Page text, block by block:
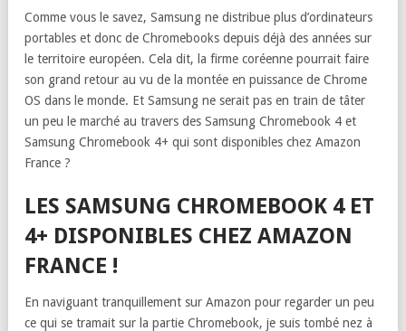
Comme vous le savez, Samsung ne distribue plus d’ordinateurs
portables et donc de Chromebooks depuis déjà des années sur
le territoire européen. Cela dit, la firme coréenne pourrait faire
son grand retour au vu de la montée en puissance de Chrome
OS dans le monde. Et Samsung ne serait pas en train de tâter
un peu le marché au travers des Samsung Chromebook 4 et
Samsung Chromebook 4+ qui sont disponibles chez Amazon
France ?
LES SAMSUNG CHROMEBOOK 4 ET
4+ DISPONIBLES CHEZ AMAZON
FRANCE !
En naviguant tranquillement sur Amazon pour regarder un peu
ce qui se tramait sur la partie Chromebook, je suis tombé nez à